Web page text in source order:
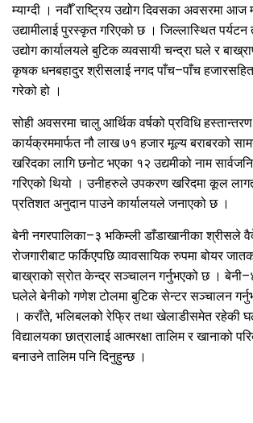
म्याग्दी । नवौँ राष्ट्रिय उद्योग दिवसका अवसरमा आज
उद्यामीलाई पुरस्कृत गरिएको छ । जिल्लास्थित पर्यटन
उद्योग कार्यालयले बुटिक व्यवसायी चन्द्रा घले र
कृषक धनबहादुर श्रीसलाई नगद पाँच–पाँच
गरेको हो ।
सोही अवसरमा चालु आर्थिक वर्षको प्रविधि हस्तान्तरण
कार्यक्रममार्फत नौ लाख ७१ हजार मूल्य बराबरको
खरिदका लागि छनोट भएका १२ उद्यमीको नाम
गरिएको थियो । उनीहरुले उपकरण खरिदमा कूल
प्रतिशत अनुदान पाउने कार्यालयले जनाएको छ ।
बेनी नगरपालिका–३ भकिम्ली डाँडाखानीका श्रीसले
रोजगारीबाट फर्किएपछि व्यावसायिक रुपमा बोयर
बाख्राको स्रोत केन्द्र सञ्चालन गर्नुभएको छ ।
घलेले बेनीको गणेश टोलमा बुटिक सेन्टर सञ्चालन
। कराँते, भलिबलको रेफ्रि तथा खेलाडीसमेत रहेकी
विद्यालयका छात्रालाई आत्मरक्षा तालिम र खानाको
बनाउने तालिम पनि दिनुहुन्छ ।